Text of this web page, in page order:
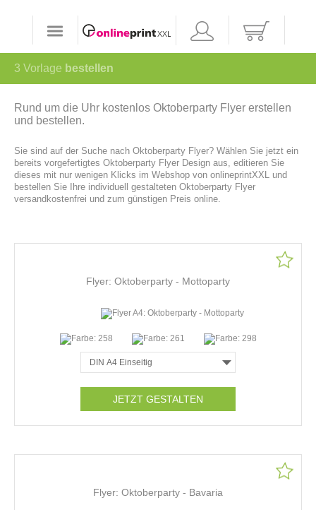
3 Vorlage bestellen
Rund um die Uhr kostenlos Oktoberparty Flyer erstellen
und bestellen.
Sie sind auf der Suche nach Oktoberparty Flyer? Wählen Sie jetzt ein
bereits vorgefertigtes Oktoberparty Flyer Design aus, editieren Sie
dieses mit nur wenigen Klicks im Webshop von onlineprintXXL und
bestellen Sie Ihre individuell gestalteten Oktoberparty Flyer
versandkostenfrei und zum günstigen Preis online.
Flyer: Oktoberparty - Mottoparty
JETZT GESTALTEN
Flyer: Oktoberparty - Bavaria